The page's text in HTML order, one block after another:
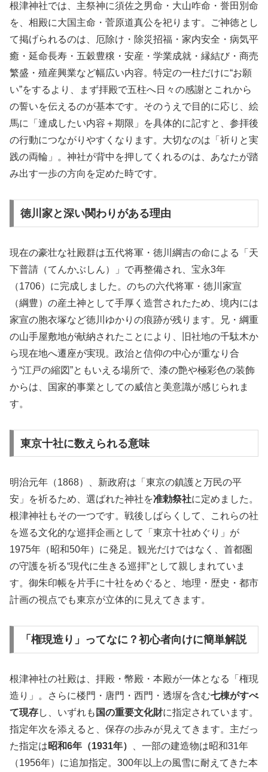
根津神社では、主祭神に須佐之男命・大山咋命・誉田別命
を、相殿に大国主命・菅原道真公を祀ります。ご神徳とし
て掲げられるのは、厄除け・除災招福・家内安全・病気平
癒・延命長寿・五穀豊穣・安産・学業成就・縁結び・商売
繁盛・殖産興業など幅広い内容。特定の一柱だけに“お願
い”をするより、まず拝殿で五柱へ日々の感謝とこれから
の誓いを伝えるのが基本です。そのうえで目的に応じ、絵
馬に「達成したい内容＋期限」を具体的に記すと、参拝後
の行動につながりやすくなります。大切なのは「祈りと実
践の両輪」。神社が背中を押してくれるのは、あなたが踏
み出す一歩の方向を定めた時です。
徳川家と深い関わりがある理由
現在の豪壮な社殿群は五代将軍・徳川綱吉の命による「天
下普請（てんかぶしん）」で再整備され、宝永3年
（1706）に完成しました。のちの六代将軍・徳川家宣
（綱豊）の産土神として手厚く造営されたため、境内には
家宣の胞衣塚など徳川ゆかりの痕跡が残ります。兄・綱重
の山手屋敷地が献納されたことにより、旧社地の千駄木か
ら現在地へ遷座が実現。政治と信仰の中心が重なり合
う“江戸の縮図”ともいえる場所で、漆の艶や極彩色の装飾
からは、国家的事業としての威信と美意識が感じられま
す。
東京十社に数えられる意味
明治元年（1868）、新政府は「東京の鎮護と万民の平
安」を祈るため、選ばれた神社を准勅祭社に定めました。
根津神社もその一つです。戦後しばらくして、これらの社
を巡る文化的な巡拝企画として「東京十社めぐり」が
1975年（昭和50年）に発足。観光だけではなく、首都圏
の守護を祈る“現代に生きる巡拝”として親しまれていま
す。御朱印帳を片手に十社をめぐると、地理・歴史・都市
計画の視点でも東京が立体的に見えてきます。
「権現造り」ってなに？初心者向けに簡単解説
根津神社の社殿は、拝殿・幣殿・本殿が一体となる「権現
造り」。さらに楼門・唐門・西門・透塀を含む七棟がすべ
て現存し、いずれも 国の重要文化財に指定されています。
指定年次を添えると、保存の歩みが見えてきます。主だっ
た指定は 昭和6年（1931年）
、一部の建造物は昭和31年
（1956年）に追加指定。300年以上の風雪に耐えてきた本